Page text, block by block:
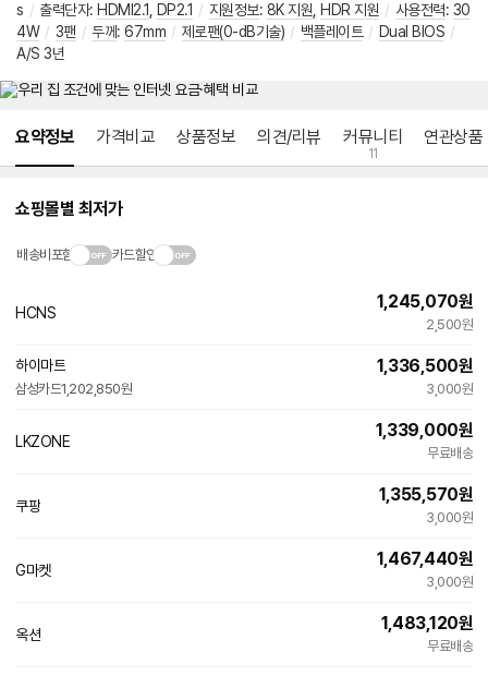
s / 출력단자: HDMI2.1 DP2.1 / 지원정보: 8K 지원 HDR 지원 / 사용전력: 30
4W / 3팬 / 두께: 67mm / 제로팬(0-dB기술) / 백플레이트 / Dual BIOS /
A/S 3년
요약정보 가격비교 상품정보 의견/리뷰 커뮤니티
11
연관상품
쇼핑몰별 최저가
배송비포함 카드할인
HCNS
1,245,070원
2,500원
하이마트
삼성카드1,202,850원
1,336,500원
3,000원
LKZONE
1,339,000원
무료배송
쿠팡
1,355,570원
3,000원
G마켓
1,467,440원
3,000원
옥션
1,483,120원
무료배송